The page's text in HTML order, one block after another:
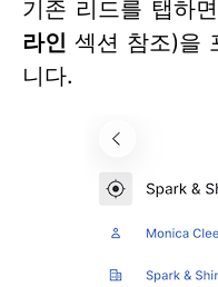
기존 리드를 탭하
라인 섹션 참조)을
니다.